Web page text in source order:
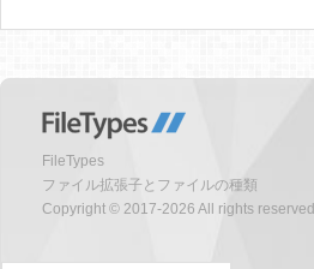
FileTypes
ファイル拡張子とファイルの種類
Copyright © 2017-2026 All rights reserved